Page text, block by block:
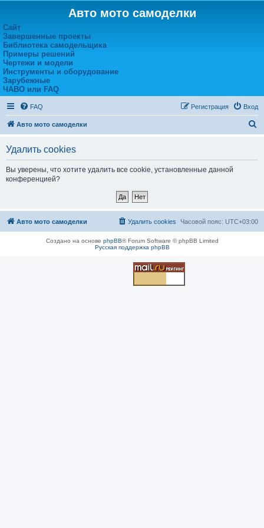
Авто мото самоделки
Сайт
Завершенные проекты
Библиотека самодельщика
Примеры решений
Чертежи и модели
Инструменты и оборудование
Зарубежные
ЧАВО или FAQ
FAQ Вход
Регистрация
Авто мото самоделки
Удалить cookies
Вы уверены, что хотите удалить все cookie, установленные данной
конференцией?
Авто мото самоделки Часовой пояс: UTC+03:00
Удалить cookies
Создано на основе phpBB® Forum Software © phpBB Limited
Русская поддержка phpBB